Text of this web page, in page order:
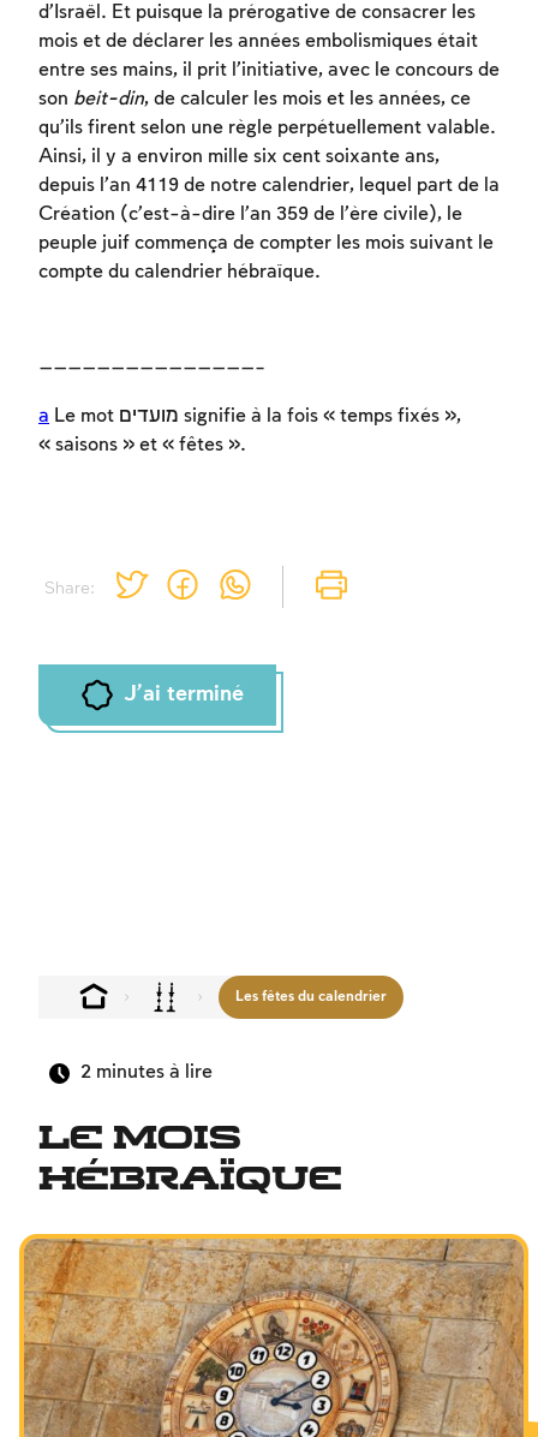
Share:
d’Israël. Et puisque la prérogative de consacrer les
mois et de déclarer les années embolismiques était
entre ses mains, il prit l’initiative, avec le concours de
son beit-din, de calculer les mois et les années, ce
qu’ils firent selon une règle perpétuellement valable.
Ainsi, il y a environ mille six cent soixante ans,
depuis l’an 4119 de notre calendrier, lequel part de la
Création (c’est-à-dire l’an 359 de l’ère civile), le
peuple juif commença de compter les mois suivant le
compte du calendrier hébraïque.
———————————————–
a Le mot מועדים signifie à la fois « temps fixés »,
« saisons » et « fêtes ».
J'ai terminé
Les fêtes du calendrier
Le mois
hébraïque
2 minutes à lire